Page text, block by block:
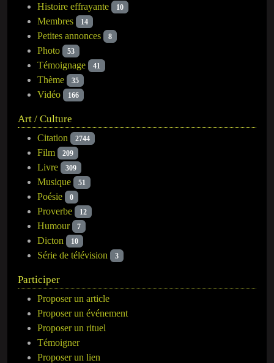
Histoire effrayante 10
Membres 14
Petites annonces 8
Photo 53
Témoignage 41
Thème 35
Vidéo 166
Art / Culture
Citation 2744
Film 209
Livre 309
Musique 51
Poésie 0
Proverbe 12
Humour 7
Dicton 10
Série de télévision 3
Participer
Proposer un article
Proposer un événement
Proposer un rituel
Témoigner
Proposer un lien